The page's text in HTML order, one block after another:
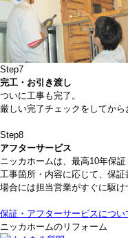
Step7
完工・お引き渡し
ついに工事も完了。
厳しい完了チェックをしてから
Step8
アフターサービス
ニッカホームは、最高10年保証
工事箇所・内容に応じて、保
場合には担当営業がすぐに駆け
保証・アフターサービスにつ
ニッカホームのリフォーム